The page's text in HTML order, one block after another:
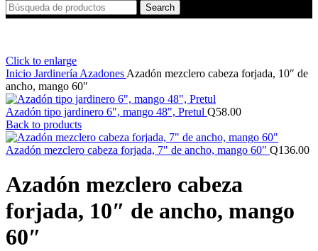
Search
Click to enlarge
Inicio Jardinería Azadones Azadón mezclero cabeza forjada, 10″ de
ancho, mango 60″
Azadón tipo jardinero 6", mango 48", Pretul Q58.00
Back to products
Azadón mezclero cabeza forjada, 7" de ancho, mango 60" Q136.00
Azadón mezclero cabeza
forjada, 10″ de ancho, mango
60″